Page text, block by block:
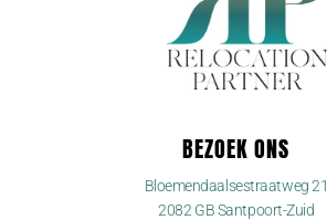
BEZOEK ONS
Bloemendaalsestraatweg 21
2082 GB Santpoort-Zuid